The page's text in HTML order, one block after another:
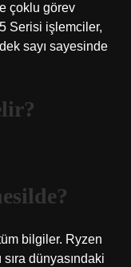
çoklu görev
Serisi işlemciler,
sayı sayesinde
bilgiler. Ryzen
dünyasındaki